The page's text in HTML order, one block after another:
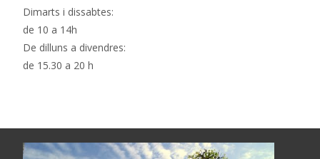
Dimarts i dissabtes:
de 10 a 14h
De dilluns a divendres:
de 15.30 a 20 h